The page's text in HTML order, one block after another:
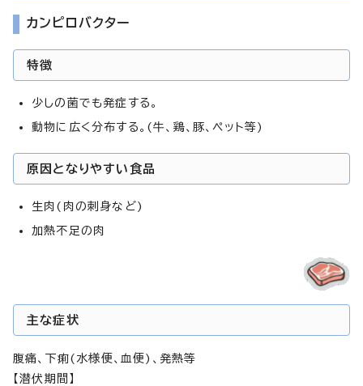
カンピロバクター
特徴
少しの菌でも発症する。
動物に広く分布する。(牛、鶏、豚、ペット等)
原因となりやすい食品
生肉(肉の刺身など)
加熱不足の肉
主な症状
腹痛、下痢(水様便、血便)、発熱等
【潜伏期間】